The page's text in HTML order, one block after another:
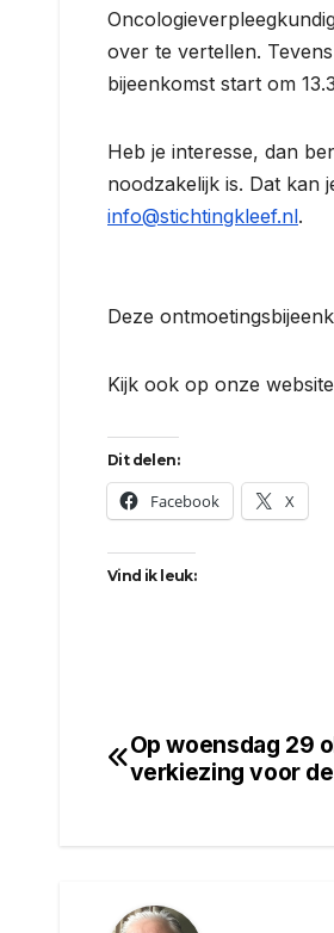
over te vertellen.
bijeenkomst start om
Heb je interesse, dan
noodzakelijk is. Dat kan
info@stichtingkleef.nl.
Deze
Kijk ook op onze website
Dit delen:
Facebook X
Vind ik leuk:
Bericht
Op woensdag 29
verkiezing voor